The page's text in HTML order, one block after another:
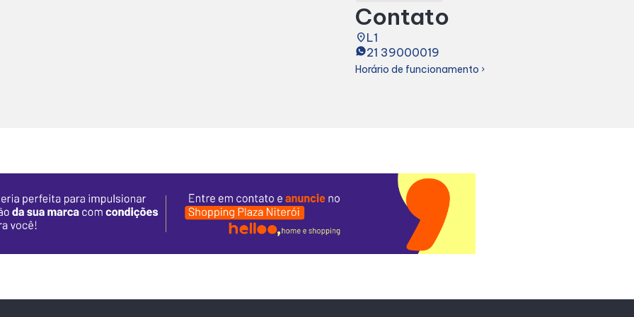
Contato
placeL1
21 39000019
Horário de funcionamento chevron_right